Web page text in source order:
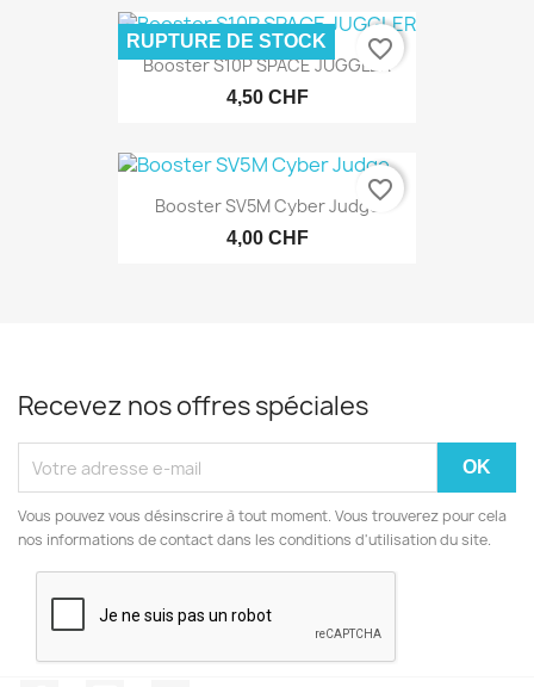
Booster S10P SPACE JUGGLER
4,50 CHF
RUPTURE DE STOCK favorite_border
Booster SV5M Cyber Judge
4,00 CHF
favorite_border
Recevez nos offres spéciales
Vous pouvez vous désinscrire à tout moment. Vous trouverez pour cela
nos informations de contact dans les conditions d'utilisation du site.